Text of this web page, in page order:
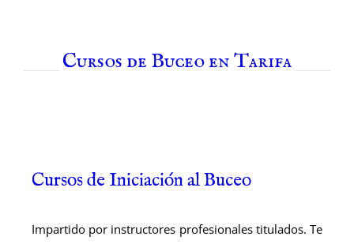
Cursos de Buceo en Tarifa
Cursos de Iniciación al Buceo
Impartido por instructores profesionales titulados. Te